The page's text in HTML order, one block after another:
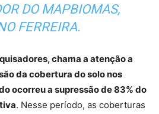
DO MAPBIOMAS,
FERREIRA.
chama a atenção a
da cobertura do solo nos
ocorreu a supressão de 83% do
. Nesse período, as coberturas